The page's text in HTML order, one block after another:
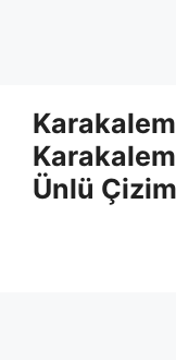
content
Ünlü